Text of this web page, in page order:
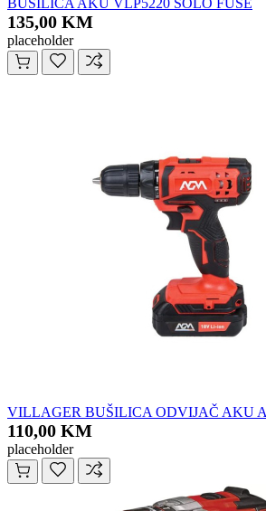
BUŠILICA AKU VLP5220 SOLO FUSE
135,00 KM
placeholder
VILLAGER BUŠILICA ODVIJAČ AKU
110,00 KM
placeholder